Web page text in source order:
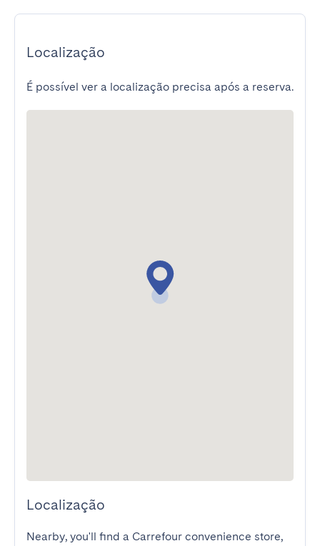
Localização
É possível ver a localização precisa após a reserva.
Localização
Nearby, you'll find a Carrefour convenience store,